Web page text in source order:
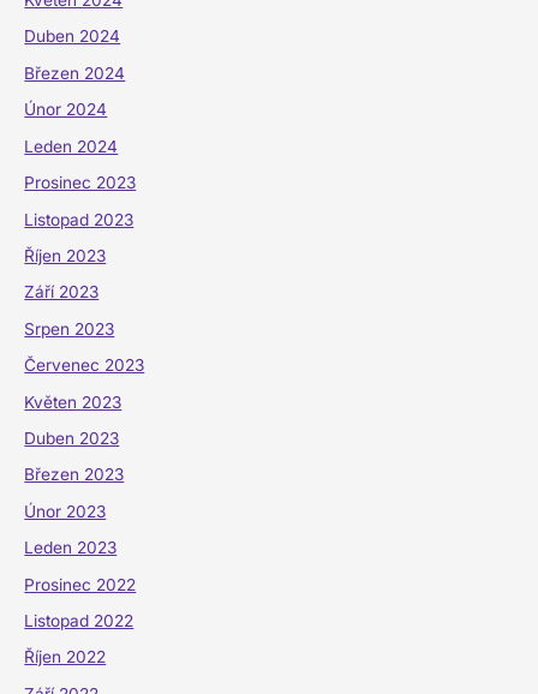
Duben 2024
Březen 2024
Únor 2024
Leden 2024
Prosinec 2023
Listopad 2023
Říjen 2023
Září 2023
Srpen 2023
Červenec 2023
Květen 2023
Duben 2023
Březen 2023
Únor 2023
Leden 2023
Prosinec 2022
Listopad 2022
Říjen 2022